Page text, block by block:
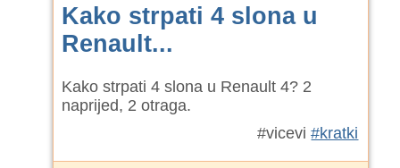
Kako strpati 4 slona u
Renault...
Kako strpati 4 slona u Renault 4? 2
naprijed, 2 otraga.
#vicevi#kratki